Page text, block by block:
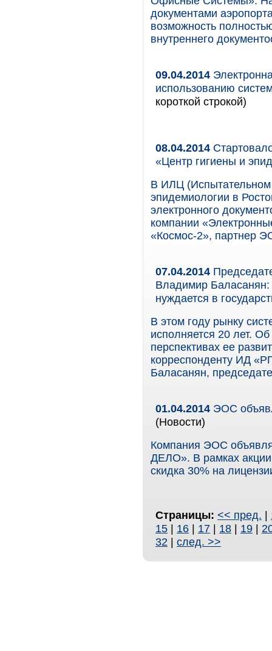
документами
возможность
внутреннего
09.04.2014
использованию
короткой строкой)
08.04.2014
«Центр гигиены и
В ИЛЦ (Испытательном
эпидемиологии в
электронного
компании
«Космос-2», партнер
07.04.2014
Владимир Баласанян:
нуждается в
В этом году рынку
исполняется 20 лет.
перспективах ее
корреспонденту ИД
Баласанян,
01.04.2014 ЭОС
(Новости)
Компания ЭОС
ДЕЛО». В рамках акции
скидка 30% на
Страницы: << пред. |
15 | 16 | 17 | 18 | 19 |
32 | след. >>